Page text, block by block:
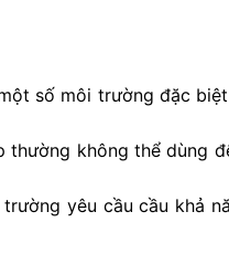
số môi trường đặc
không thể dùng
yêu cầu cầu khả